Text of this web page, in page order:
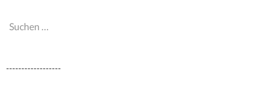
Suchen
------------------